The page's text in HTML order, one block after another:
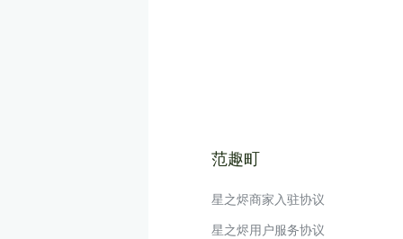
范趣町
星之烬商家入驻协议
星之烬用户服务协议